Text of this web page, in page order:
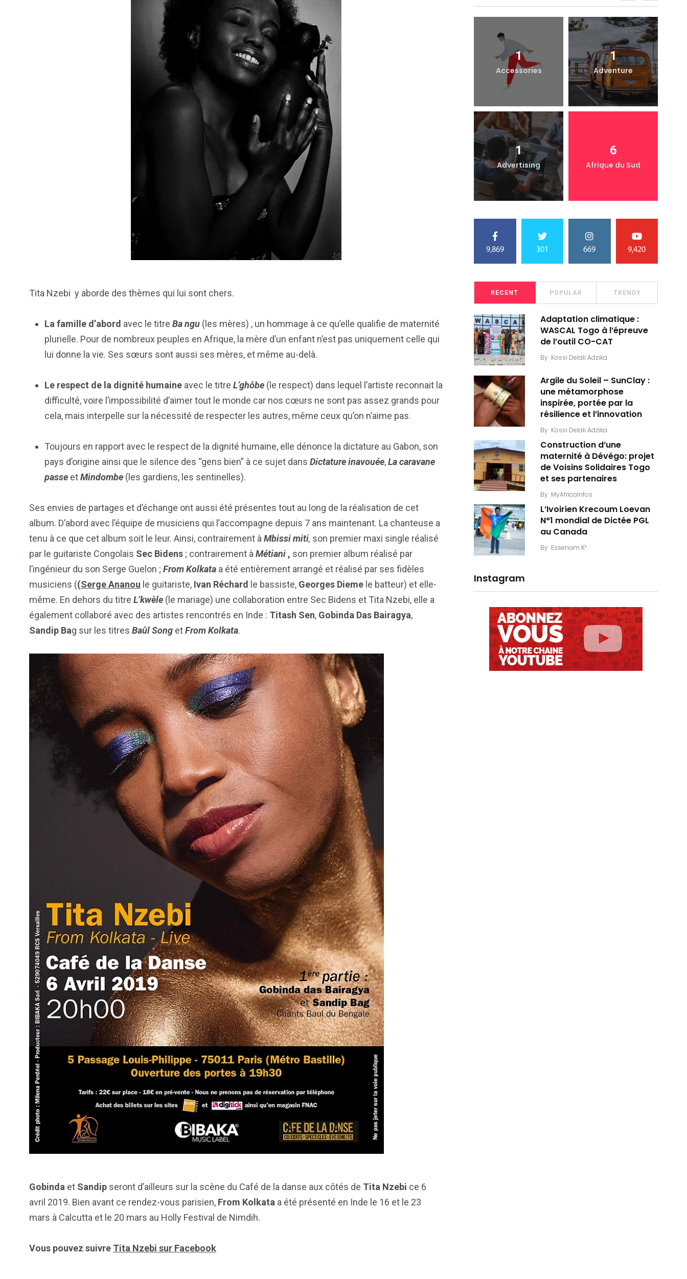
Tita Nzebi y aborde des thèmes qui lui sont chers.
La famille d’abord avec le titre Bangu (les mères) , un hommage à ce qu’elle qualifie de maternité
plurielle. Pour de nombreux peuples en Afrique, la mère d’un enfant n’est pas uniquement celle qui
lui donne la vie. Ses sœurs sont aussi ses mères, et même au-delà.
Le respect de la dignité humaine avec le titre L’ghôbe (le respect) dans lequel l’artiste reconnait la
difficulté, voire l’impossibilité d’aimer tout le monde car nos cœurs ne sont pas assez grands pour
cela, mais interpelle sur la nécessité de respecter les autres, même ceux qu’on n’aime pas.
Toujours en rapport avec le respect de la dignité humaine, elle dénonce la dictature au Gabon, son
pays d’origine ainsi que le silence des “gens bien” à ce sujet dans Dictature inavouée,La caravane
passe etMindombe (les gardiens, les sentinelles).
Ses envies de partages et d’échange ont aussi été présentes tout au long de la réalisation de cet
album. D’abord avec l’équipe de musiciens qui l’accompagne depuis 7 ans maintenant. La chanteuse a
tenu à ce que cet album soit le leur. Ainsi, contrairement à Mbissi miti, son premier maxi single réalisé
par le guitariste Congolais Sec Bidens ; contrairement à Métiani , son premier album réalisé par
l’ingénieur du son Serge Guelon ; From Kolkata a été entièrement arrangé et réalisé par ses fidèles
musiciens ((Serge Ananou le guitariste, Ivan Réchard le bassiste, Georges Dieme le batteur) et elle-
même. En dehors du titre L’kwèle (le mariage) une collaboration entre Sec Bidens et Tita Nzebi, elle a
également collaboré avec des artistes rencontrés en Inde : Titash Sen, Gobinda Das Bairagya,
Sandip Bag sur les titres Baûl Song etFromKolkata.
Gobinda et Sandip seront d’ailleurs sur la scène du Café de la danse aux côtés de Tita Nzebi ce 6
avril 2019. Bien avant ce rendez-vous parisien, From Kolkata a été présenté en Inde le 16 et le 23
mars à Calcutta et le 20 mars au Holly Festival de Nimdih.
Vous pouvez suivre Tita Nzebi sur Facebook
Weekend Break
1
Yomadic
7
Zimbabwe
1
Accessories
1
Adventure
1
Advertising
6
Afrique du Sud
9,869 301 669 9,420
RECENT POPULAR TRENDY
Adaptation climatique :
WASCAL Togo à l’épreuve
de l’outil CO-CAT
By Kossi Delali Adzika
Argile du Soleil – SunClay :
une métamorphose
inspirée, portée par la
résilience et l’innovation
By Kossi Delali Adzika
Construction d’une
maternité à Dévégo: projet
de Voisins Solidaires Togo
et ses partenaires
By MyAfricaInfos
L’Ivoirien Krecoum Loevan
N°1 mondial de Dictée PGL
au Canada
By Essenam K²
Instagram